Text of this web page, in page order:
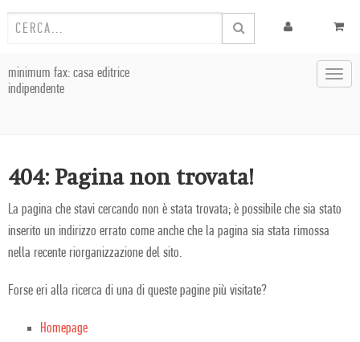
minimum fax: casa editrice
indipendente
404: Pagina non trovata!
La pagina che stavi cercando non è stata trovata; è possibile che sia stato
inserito un indirizzo errato come anche che la pagina sia stata rimossa
nella recente riorganizzazione del sito.
Forse eri alla ricerca di una di queste pagine più visitate?
Homepage